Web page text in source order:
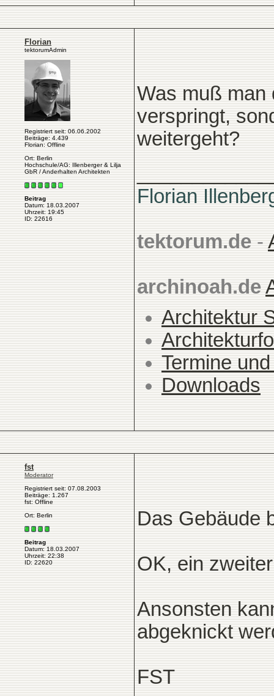
Florian
tektorumAdmin
Registriert seit: 06.06.2002
Beiträge: 4.439
Florian: Offline
Ort: Berlin
Hochschule/AG: Illenberger & Lilja
GbR / Anderhalten Architekten
Beitrag
Datum: 18.03.2007
Uhrzeit: 19:45
ID: 22616
Was muß man
verspringt,
weitergeht?
Florian
tektorum.de -
archinoah.de
Architektur
Termine
Downloads
fst
Moderator
Registriert seit: 07.08.2003
Beiträge: 1.267
fst: Offline
Ort: Berlin
Beitrag
Datum: 18.03.2007
Uhrzeit: 22:38
ID: 22620
Das Gebäude
OK, ein
Ansonsten
abgeknickt
FST